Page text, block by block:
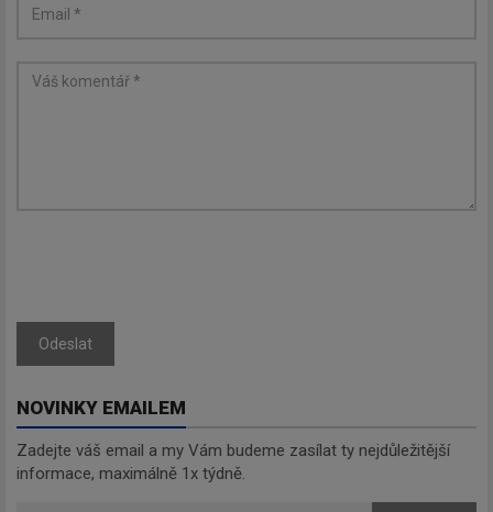
Odeslat
NOVINKY EMAILEM
Zadejte váš email a my Vám budeme zasílat ty nejdůležitější
informace, maximálně 1x týdně.